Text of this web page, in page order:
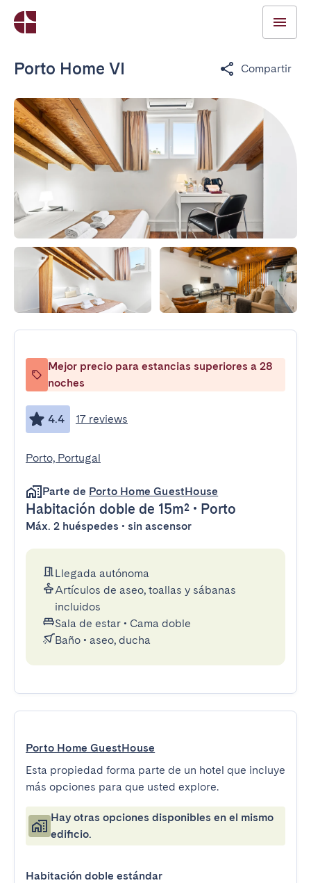
Porto Home VI Compartir
Mejor precio para estancias superiores a 28
noches
4.4 17 reviews
Porto, Portugal
Parte de Porto Home GuestHouse
Habitación doble de 15m² • Porto
Máx. 2 huéspedes • sin ascensor
Llegada autónoma
Artículos de aseo, toallas y sábanas
incluidos
Sala de estar • Cama doble
Baño • aseo, ducha
Porto Home GuestHouse
Esta propiedad forma parte de un hotel que incluye
más opciones para que usted explore.
Hay otras opciones disponibles en el mismo
edificio.
Habitación doble estándar